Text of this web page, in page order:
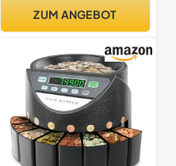
Münzzähler
ZUM ANGEBOT